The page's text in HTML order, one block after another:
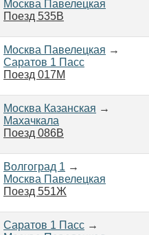
Москва Павелецкая
Поезд 535В
Москва Павелецкая →
Саратов 1 Пасс
Поезд 017М
Москва Казанская →
Махачкала
Поезд 086В
Волгоград 1 →
Москва Павелецкая
Поезд 551Ж
Саратов 1 Пасс →